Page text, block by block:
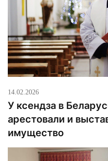
14.02.2026
У ксендза в
арестовали и
имущество